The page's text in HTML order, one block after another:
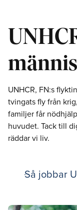
UNHCR, FN:s
tvingats fly från
familjer får
huvudet. Tack till
räddar vi liv.
Så jobbar